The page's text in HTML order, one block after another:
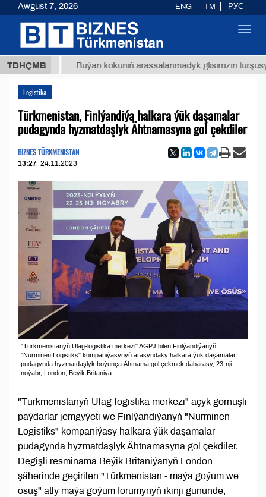
TDHÇMBBuýan köküniň arassalanmadyk glisirrizin turşusy (t.)
Logistika
Türkmenistan, Finlýandiýa halkara ýük daşamalar
pudagynda hyzmatdaşlyk Ähtnamasyna gol çekdiler
BIZNES TÜRKMENISTAN
13:27 24.11.2023
"Türkmenistanyň Ulag-logistika merkezi" AGPJ bilen Finlýandiýanyň
"Nurminen Logistiks" kompaniýasynyň arasyndaky halkara ýük daşamalar
pudagynda hyzmatdaşlyk boýunça Ähtnama gol çekmek dabarasy, 23-nji
noýabr, London, Beýik Britaniýa.
"Türkmenistanyň Ulag-logistika merkezi" açyk görnüşli
paýdarlar jemgyýeti we Finlýandiýanyň "Nurminen
Logistiks" kompaniýasy halkara ýük daşamalar
pudagynda hyzmatdaşlyk Ähtnamasyna gol çekdiler.
Degişli resminama Beýik Britaniýanyň London
şäherinde geçirilen "Türkmenistan - maýa goýum we
ösüş" atly maýa goýum forumynyň ikinji gününde,
Awgust 7, 2026 ENG TM РУС